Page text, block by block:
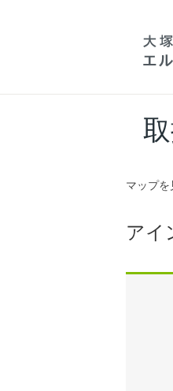
マップを
アイ